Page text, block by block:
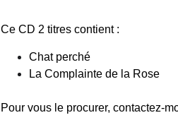
Ce CD 2 titres contient :
Chat perché
La Complainte de la Rose
Pour vous le procurer, contactez-